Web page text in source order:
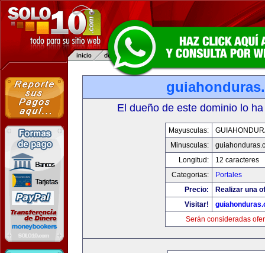
El dueño de este dominio lo
Mayusculas:
Minusculas:
Longitud:
12 caracteres
Categorias:
Portales
Precio:
Realizar una
Visitar!
Serán consideradas